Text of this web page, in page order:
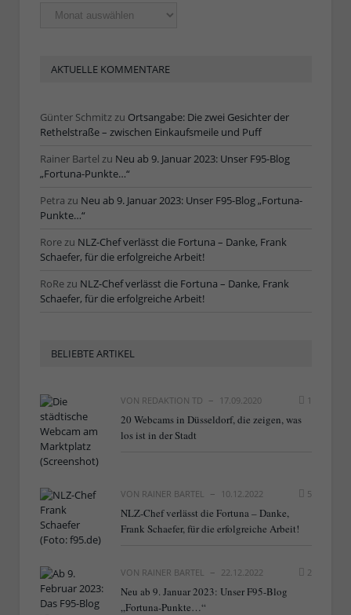
Ältere
Artikel
AKTUELLE KOMMENTARE
Günter Schmitz zu Ortsangabe: Die zwei Gesichter der
Rethelstraße – zwischen Einkaufsmeile und Puff
Rainer Bartel zu Neu ab 9. Januar 2023: Unser F95-Blog
„Fortuna-Punkte…“
Petra zu Neu ab 9. Januar 2023: Unser F95-Blog „Fortuna-
Punkte…“
Rore zu NLZ-Chef verlässt die Fortuna – Danke, Frank
Schaefer, für die erfolgreiche Arbeit!
RoRe zu NLZ-Chef verlässt die Fortuna – Danke, Frank
Schaefer, für die erfolgreiche Arbeit!
BELIEBTE ARTIKEL
VON REDAKTION TD 17.09.2020 1
20 Webcams in Düsseldorf, die zeigen, was
los ist in der Stadt
VON RAINER BARTEL 10.12.2022 5
NLZ-Chef verlässt die Fortuna – Danke,
Frank Schaefer, für die erfolgreiche Arbeit!
VON RAINER BARTEL 22.12.2022 2
Neu ab 9. Januar 2023: Unser F95-Blog
„Fortuna-Punkte…“